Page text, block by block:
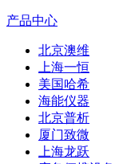
产品中心
北京澳维
上海一恒
美国哈希
海能仪器
北京普析
厦门致微
上海龙跃